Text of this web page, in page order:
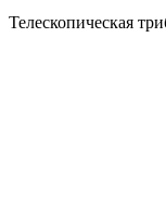
Телескопическая